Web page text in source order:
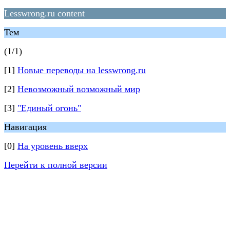
Lesswrong.ru content
Тем
(1/1)
[1] Новые переводы на lesswrong.ru
[2] Невозможный возможный мир
[3] "Единый огонь"
Навигация
[0] На уровень вверх
Перейти к полной версии